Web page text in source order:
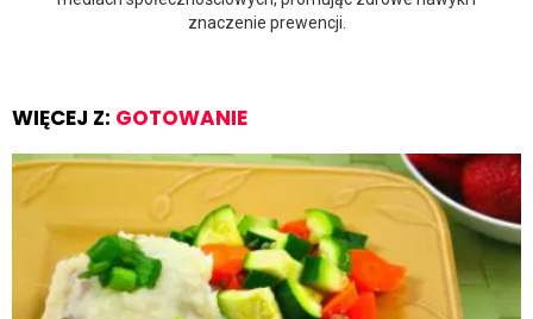
znaczenie prewencji.
WIĘCEJ Z: GOTOWANIE